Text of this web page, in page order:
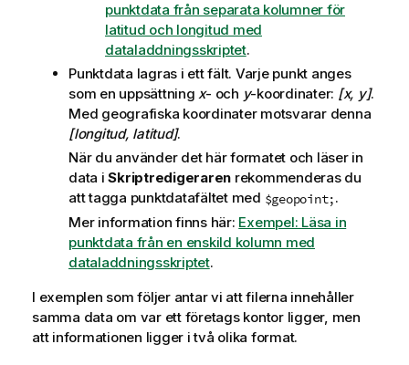
punktdata från separata kolumner för
latitud och longitud med
dataladdningsskriptet.
Punktdata lagras i ett fält. Varje punkt anges
som en uppsättningx- och y-koordinater: [x, y].
Med geografiska koordinater motsvarar denna
[longitud, latitud].
När du använder det här formatet och läser in
data iSkriptredigeraren rekommenderas du
att tagga punktdatafältet med $geopoint;.
Mer information finns här: Exempel: Läsa in
punktdata från en enskild kolumn med
dataladdningsskriptet.
I exemplen som följer antar vi att filerna innehåller
samma data om var ett företags kontor ligger, men
att informationen ligger i två olika format.